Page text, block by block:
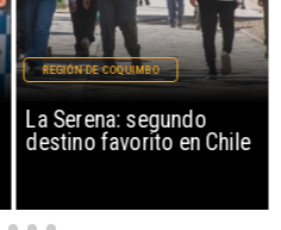
La Serena: segundo
destino favorito en Chile
REGIÓN DE COQUIMBO